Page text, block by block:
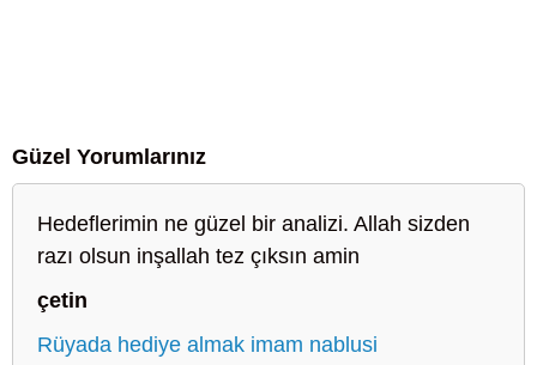
Güzel Yorumlarınız
Hedeflerimin ne güzel bir analizi. Allah sizden
razı olsun inşallah tez çıksın amin
çetin
Rüyada hediye almak imam nablusi